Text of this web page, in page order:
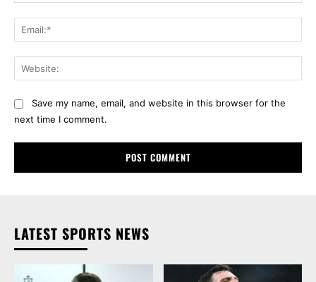
Save my name, email, and website in this browser for the
next time I comment.
LATEST SPORTS NEWS